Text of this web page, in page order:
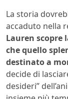
La storia
accaduto nella
Lauren scopre
che quello
destinato a
decide di
desideri”